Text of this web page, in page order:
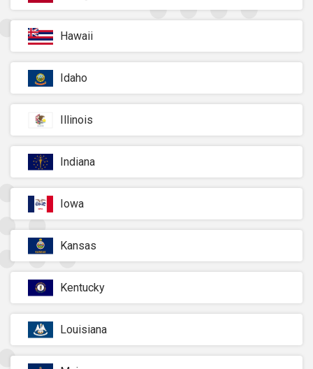
Hawaii
Idaho
Illinois
Indiana
Iowa
Kansas
Kentucky
Louisiana